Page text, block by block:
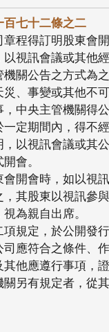
百七十二條之二
章程得訂明股東會
以視訊會議或其他
機關公告之方式為
災、事變或其他不
，中央主管機關得
一定期間內，得不
，以視訊會議或其
會。
會開會時，如以視
，其股東以視訊參
為親自出席。
項規定，於公開發
司應符合之條件、
其他應遵行事項，
關另有規定者，從